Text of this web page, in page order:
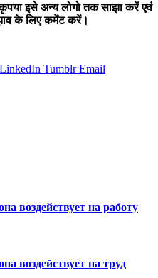
इसे अन्य लोगो तक साझा करें एवं
के लिए कमेंट करें।
LinkedIn Tumblr Email
воздействует на работу
воздействует на труд